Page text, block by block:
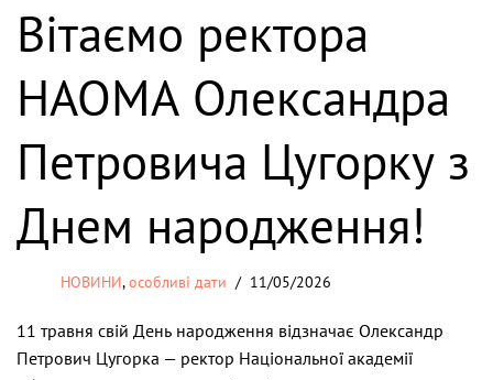
Вітаємо ректора
НАОМА Олександра
Петровича Цугорку з
Днем народження!
НОВИНИ,особливі дати 11/05/2026
11 травня свій День народження відзначає Олександр
Петрович Цугорка — ректор Національної академії